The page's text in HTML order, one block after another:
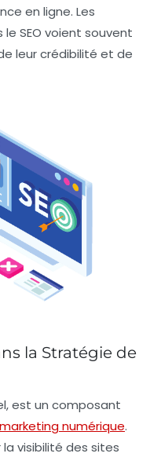
en ligne. Les
SEO voient souvent
leurcrédibilité et de
la Stratégie de
est un composant
marketing numérique.
la visibilité des sites